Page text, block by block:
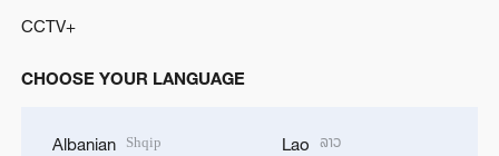
CCTV+
CHOOSE YOUR LANGUAGE
Albanian Shqip Lao ລາວ